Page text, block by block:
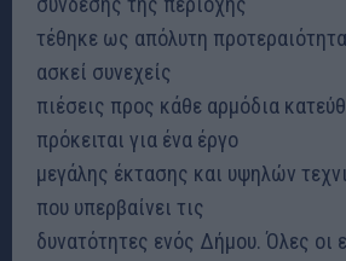
τέθηκε ως απόλυτη
ασκεί συνεχείς
πιέσεις προς κάθε αρμόδια
πρόκειται για ένα έργο
μεγάλης έκτασης και υψηλών
που υπερβαίνει τις
δυνατότητες ενός Δήμου. Όλες οι